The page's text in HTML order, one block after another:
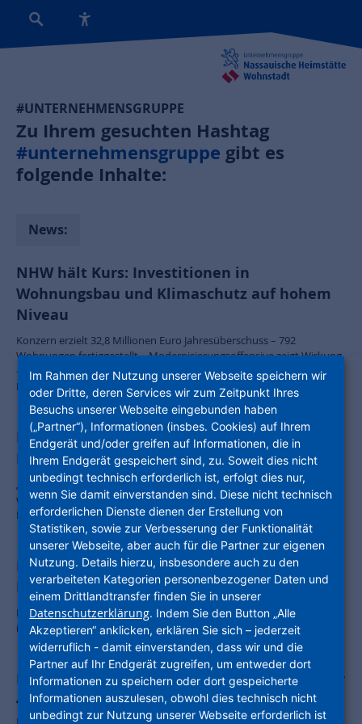
#UNTERNEHMENSGRUPPE
Zu Ihrem gesuchten Hashtag
#unternehmensgruppe gibt es
folgende Inhalte:
News:
NHW hält Kurs: Investitionen in
Wohnungsbau und Klimaschutz auf hohem
Niveau
Konzern erzielt 32,8 Millionen Euro Jahresüberschuss – 792
Wohnungen fertiggestellt – Modernisierungsoffensive zeigt Wirkung
– Mehr als 120 Millionen Euro Aufträge für hessische Unternehmen –
Förderpolitik bleibt zentrale Herausforderung.
Das Warten hat ein Ende: Die neue
PolisVision ist da
„Bauturbo: Buzzword oder Beschleuniger?“ Mit dieser Titelstory
wollen wir Ihnen die neue Ausgabe unseres Kundenmagazins
PolisVision schmackhaft machen.
Interkommunaler Kooperation, tolle
Förderbilanz, Wilke-Areal
Die neue Ausgabe unseres Kundenmagazins PolisVision ist da – wie
immer mit vielen spannenden Themen aus dem Unternehmen.
NHW und EIB schließen Rahmenvertrag über
465 Millionen Euro für bezahlbaren und
Im Rahmen der Nutzung unserer Webseite speichern wir
oder Dritte, deren Services wir zum Zeitpunkt Ihres
Besuchs unserer Webseite eingebunden haben
(„Partner“), Informationen (insbes. Cookies) auf Ihrem
Endgerät und/oder greifen auf Informationen, die in
Ihrem Endgerät gespeichert sind, zu. Soweit dies nicht
unbedingt technisch erforderlich ist, erfolgt dies nur,
wenn Sie damit einverstanden sind. Diese nicht technisch
erforderlichen Dienste dienen der Erstellung von
Statistiken, sowie zur Verbesserung der Funktionalität
unserer Webseite, aber auch für die Partner zur eigenen
Nutzung. Details hierzu, insbesondere auch zu den
verarbeiteten Kategorien personenbezogener Daten und
einem Drittlandtransfer finden Sie in unserer
Datenschutzerklärung. Indem Sie den Button „Alle
Akzeptieren“ anklicken, erklären Sie sich – jederzeit
widerruflich - damit einverstanden, dass wir und die
Partner auf Ihr Endgerät zugreifen, um entweder dort
Informationen zu speichern oder dort gespeicherte
Informationen auszulesen, obwohl dies technisch nicht
unbedingt zur Nutzung unserer Webseite erforderlich ist